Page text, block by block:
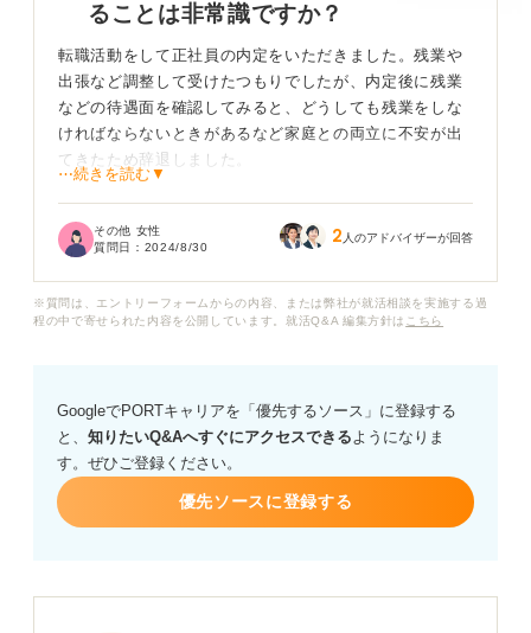
ることは非常識ですか？
転職活動をして正社員の内定をいただきました。残業や
出張など調整して受けたつもりでしたが、内定後に残業
などの待遇面を確認してみると、どうしても残業をしな
ければならないときがあるなど家庭との両立に不安が出
てきたため辞退しました。
辞退してからも本当にどうにもならなかったのかという
その後、同会社で時短が可能なパート募集があることを
⋯続きを読む▼
その他 女性
質問日： 2024/8/30 2 人のアドバイザーが回答
※質問は、エントリーフォームからの内容、または弊社が就活相談を実施する過
程の中で寄せられた内容を公開しています。就活Q&A 編集方針は こちら
GoogleでPORTキャリアを「優先するソース」に登録する
と、 知りたいQ&Aへすぐにアクセスできるようになりま
す。ぜひご登録ください。
優先ソースに登録する